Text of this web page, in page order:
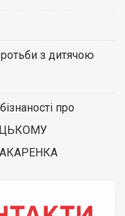
з дитячою
про